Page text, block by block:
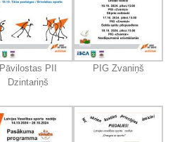
Pāvilostas PII
Dzintariņš
PIG Zvaniņš